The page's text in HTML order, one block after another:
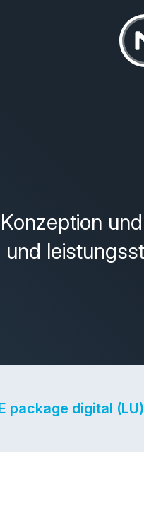
und
package digital (LU)